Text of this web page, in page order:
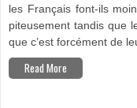
les Français font-ils
piteusement tandis que
que c’est forcément de
Read More